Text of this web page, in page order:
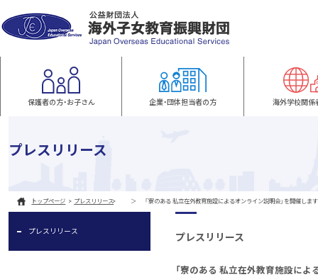
保護者の方・お子さん 企業・団体担当者の方 海外学校関係
プレスリリース
トップページ プレスリリース 「寮のある 私立在外教育施設によるオンライン説明会」を開催します
プレスリリース
プレスリリース
「寮のある 私立在外教育施設によ